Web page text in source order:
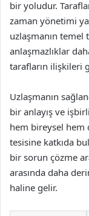
bir yoludur.
zaman yönetimi
uzlaşmanın temel
anlaşmazlıklar
tarafların ilişkileri
Uzlaşmanın
bir anlayış ve
hem bireysel hem
tesisine katkıda
bir sorun çözme
arasında daha
haline gelir.